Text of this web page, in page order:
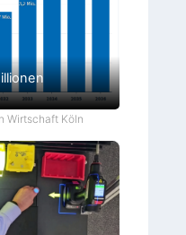
Wirtschaft Köln